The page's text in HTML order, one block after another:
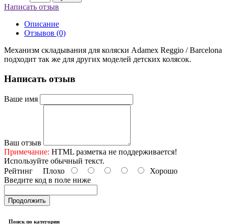
Написать отзыв
Описание
Отзывов (0)
Механизм складывания для коляски Adamex Reggio / Barcelona
подходит так же для других моделей детских колясок.
Написать отзыв
Ваше имя
Ваш отзыв
Примечание: HTML разметка не поддерживается!
Используйте обычный текст.
Рейтинг Плохо
Хорошо
Введите код в поле ниже
Продолжить
Поиск по категории